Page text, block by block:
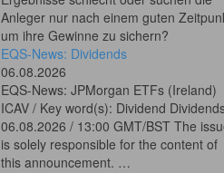
Anleger nur nach einem guten
um ihre Gewinne zu sichern?
EQS-News: Dividends
06.08.2026
EQS-News: JPMorgan ETFs (Ireland)
ICAV / Key word(s): Dividend
06.08.2026 / 13:00 GMT/BST The
is solely responsible for the content of
this announcement. …